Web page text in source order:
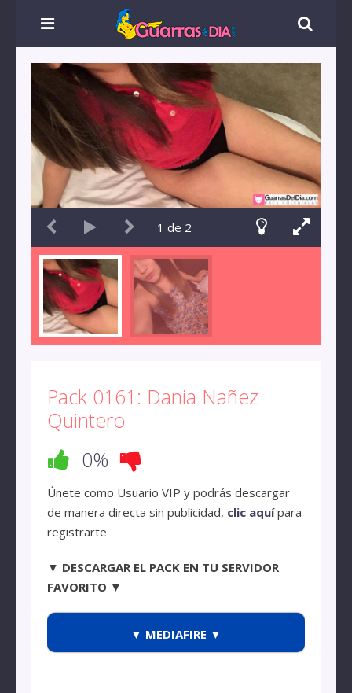
1 de 2
Pack 0161: Dania Nañez
Quintero
0%
Únete como Usuario VIP y podrás descargar
de manera directa sin publicidad, clic aquípara
registrarte
▼ DESCARGAR EL PACK EN TU SERVIDOR
FAVORITO ▼
▼ MEDIAFIRE ▼